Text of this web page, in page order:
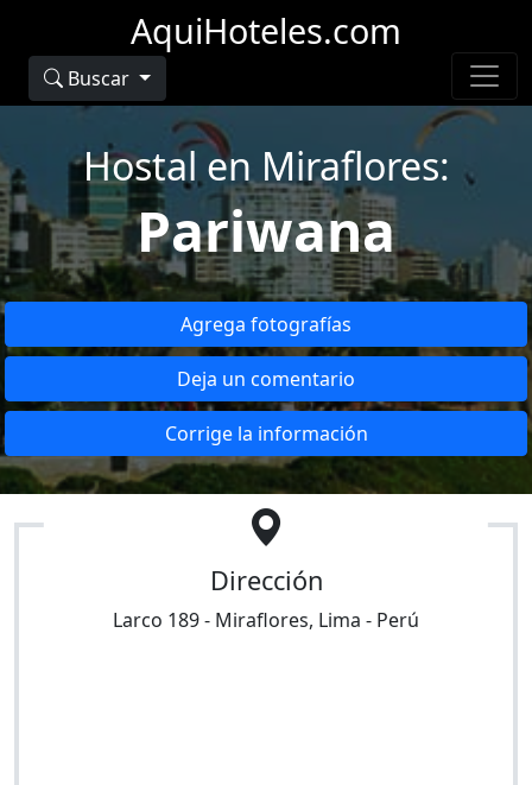
AquiHoteles.com
Buscar
Hostal en Miraflores:
Pariwana
Agrega fotografías
Deja un comentario
Corrige la información
Dirección
Larco 189- Miraflores, Lima - Perú